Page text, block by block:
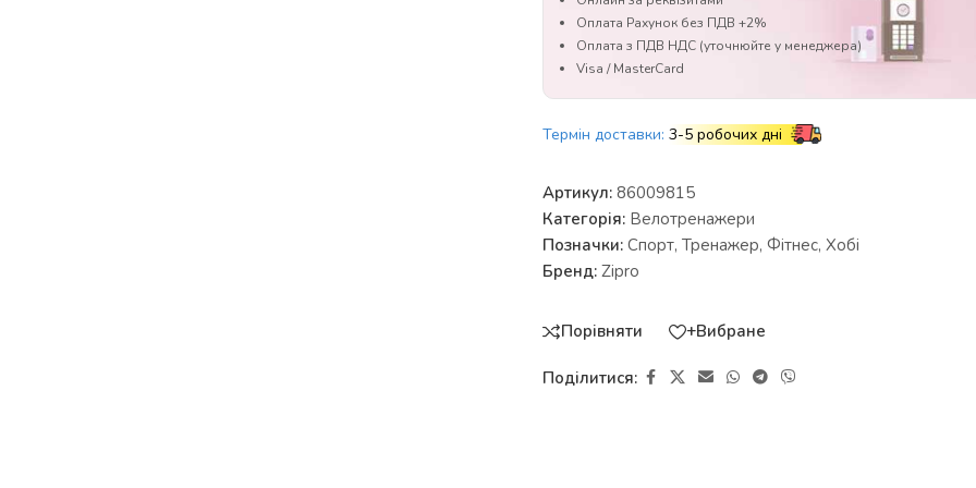
Оплата Рахунок без ПДВ +2%
Оплата з ПДВ НДС (уточнюйте у менеджера)
Visa / MasterCard
Термін доставки: 3-5 робочих дні
Артикул: 86009815
Категорія: Велотренажери
Позначки: Спорт, Тренажер, Фітнес, Хобі
Бренд: Zipro
Порівняти +Вибране
Поділитися: